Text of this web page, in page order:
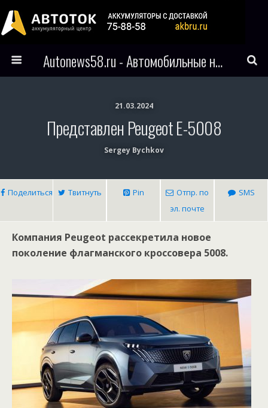
Autonews58.ru - Автомобильные новости Пензы и всего мира
21.03.2024
Представлен Peugeot E-5008
Sergey Bychkov
Поделиться Твитнуть Pin
Отпр. по
эл. почте
SMS
Компания Peugeot рассекретила новое
поколение флагманского кроссовера 5008.